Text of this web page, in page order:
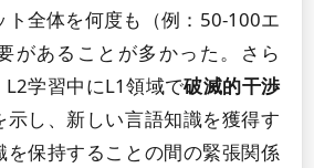
ト全体を何度も（例：50-100エ
があることが多かった。さら
学習中にL1領域で破滅的干渉
示し、新しい言語知識を獲得す
を保持することの間の緊張関係